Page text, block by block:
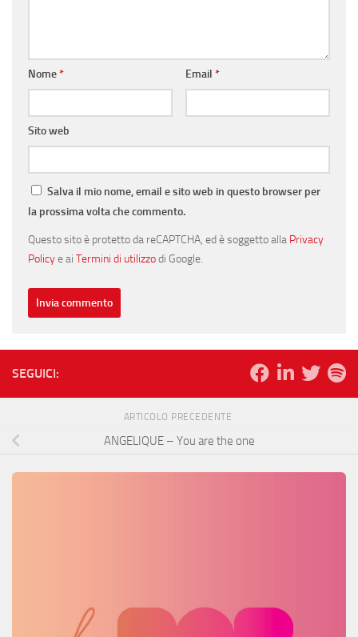
Nome* Email *
Sito web
Salva il mio nome, email e sito web in questo browser per
la prossima volta che commento.
Questo sito è protetto da reCAPTCHA, ed è soggetto alla Privacy
Policye ai Termini di utilizzodi Google.
SEGUICI:
ARTICOLO PRECEDENTE
ANGELIQUE – You are the one